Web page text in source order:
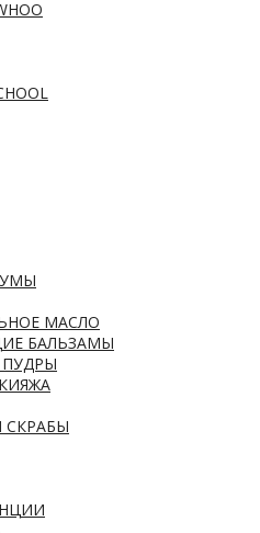
МАСЛО
БАЛЬЗАМЫ
СКРАБЫ